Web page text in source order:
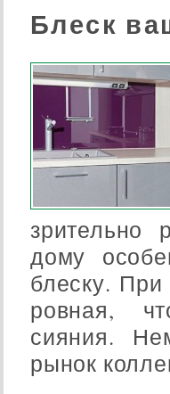
Блеск
зрительно
дому
блеску.
ровная,
сияния.
рынок